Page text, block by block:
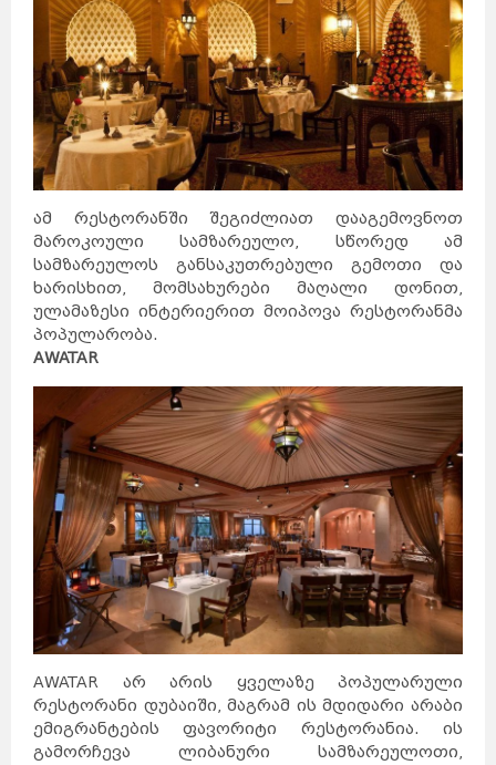
ამ რესტორანში შეგიძლიათ დააგემოვნოთ
მაროკოული სამზარეულო, სწორედ ამ
სამზარეულოს განსაკუთრებული გემოთი და
ხარისხით, მომსახურები მაღალი დონით,
ულამაზესი ინტერიერით მოიპოვა რესტორანმა
პოპულარობა.
AWATAR
AWATAR არ არის ყველაზე პოპულარული
რესტორანი დუბაიში, მაგრამ ის მდიდარი არაბი
ემიგრანტების ფავორიტი რესტორანია. ის
გამორჩევა ლიბანური სამზარეულოთი,